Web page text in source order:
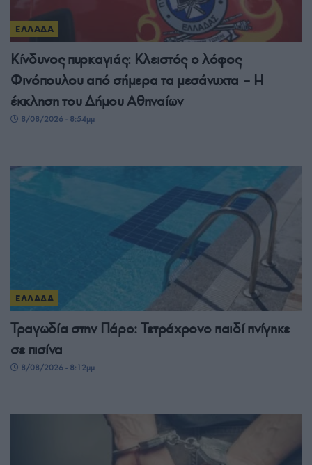
ΕΛΛΑΔΑ
Κίνδυνος πυρκαγιάς: Κλειστός ο λόφος
Φινόπουλου από σήμερα τα μεσάνυχτα – Η
έκκληση του Δήμου Αθηναίων
8/08/2026 - 8:54μμ
ΕΛΛΑΔΑ
Τραγωδία στην Πάρο: Τετράχρονο παιδί πνίγηκε
σε πισίνα
8/08/2026 - 8:12μμ